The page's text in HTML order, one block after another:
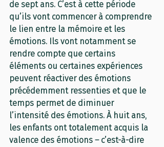
de sept ans. C’est à cette période
qu’ils vont commencer à comprendre
le lien entre la mémoire et les
émotions. Ils vont notamment se
rendre compte que certains
éléments ou certaines expériences
peuvent réactiver des émotions
précédemment ressenties et que le
temps permet de diminuer
l’intensité des émotions. À huit ans,
les enfants ont totalement acquis la
valence des émotions – c’est-à-dire